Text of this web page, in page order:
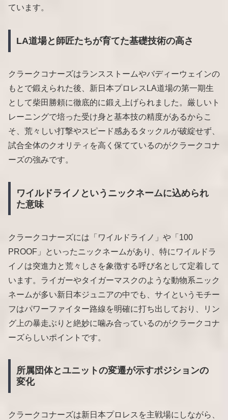
ています。
LA道場と師匠たちが育てた基礎技術の高さ
クラークコナーズはランスストームやバディーウェインの
もとで鍛えられた後、新日本プロレスLA道場の第一期生
として柴田勝頼に徹底的に鍛え上げられました。厳しいト
レーニングで培った受け身と基本技の精度があるからこ
そ、荒々しい打撃やスピード感あるタックルが破綻せず、
試合全体のクオリティを高く保てているのがクラークコナ
ーズの強みです。
ワイルドライノというニックネームに込められ
た意味
クラークコナーズには「ワイルドライノ」や「100
PROOF」といったニックネームがあり、特にワイルドラ
イノは突進力と荒々しさを象徴する呼び名として定着して
います。ライガーやタイガーマスクのような動物系ニック
ネームが多い新日本ジュニアの中でも、サイというモチー
フはパワーファイター路線を明確に打ち出しており、リン
グ上の暴走ぶりと絶妙に噛み合っているのがクラークコナ
ーズらしいポイントです。
所属団体とユニットの変遷が示すポジションの
変化
クラークコナーズは新日本プロレスを主戦場にしながら、